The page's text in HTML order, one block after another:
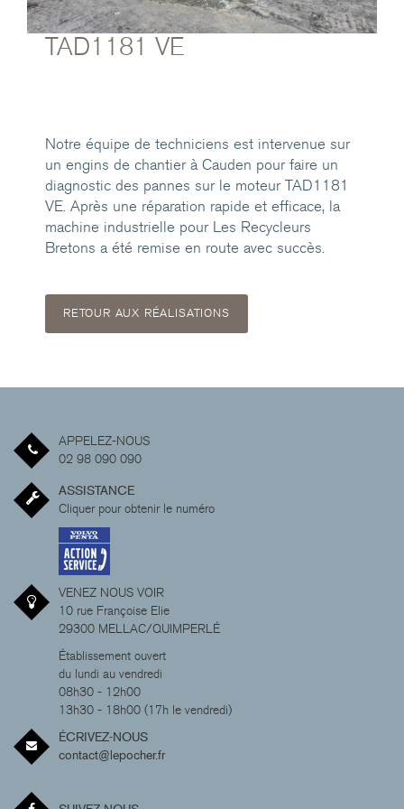
TAD1181 VE
Notre équipe de techniciens est intervenue sur
un engins de chantier à Cauden pour faire un
diagnostic des pannes sur le moteur TAD1181
VE. Après une réparation rapide et efficace, la
machine industrielle pour Les Recycleurs
Bretons a été remise en route avec succès.
RETOUR AUX RÉALISATIONS
APPELEZ-NOUS
02 98 090 090
ASSISTANCE
Cliquer pour obtenir le numéro
VENEZ NOUS VOIR
10 rue Françoise Elie
29300 MELLAC/QUIMPERLÉ
Établissement ouvert
du lundi au vendredi
08h30 - 12h00
13h30 - 18h00 (17h le vendredi)
ÉCRIVEZ-NOUS
contact@lepocher.fr